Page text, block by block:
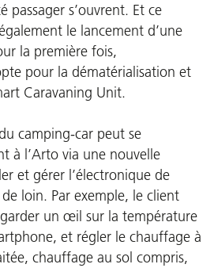
passager s’ouvrent. Et ce
le lancement d’une
la première fois,
pour la dématérialisation et
Caravaning Unit.
camping-car peut se
à l’Arto via une nouvelle
et gérer l’électronique de
loin. Par exemple, le client
un œil sur la température
et régler le chauffage à
chauffage au sol compris,